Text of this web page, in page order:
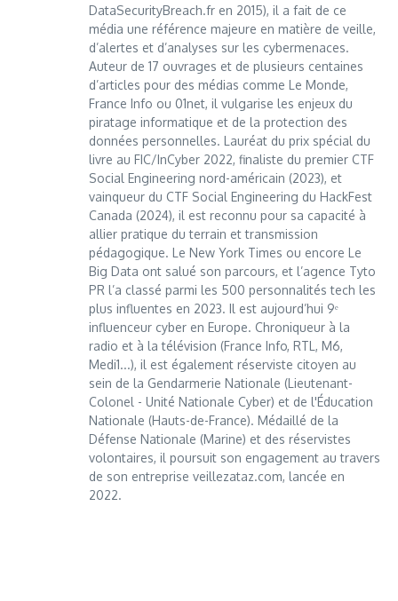
DataSecurityBreach.fr en 2015), il a fait de ce
média une référence majeure en matière de veille,
d’alertes et d’analyses sur les cybermenaces.
Auteur de 17 ouvrages et de plusieurs centaines
d’articles pour des médias comme Le Monde,
France Info ou 01net, il vulgarise les enjeux du
piratage informatique et de la protection des
données personnelles. Lauréat du prix spécial du
livre au FIC/InCyber 2022, finaliste du premier CTF
Social Engineering nord-américain (2023), et
vainqueur du CTF Social Engineering du HackFest
Canada (2024), il est reconnu pour sa capacité à
allier pratique du terrain et transmission
pédagogique. Le New York Times ou encore Le
Big Data ont salué son parcours, et l’agence Tyto
PR l’a classé parmi les 500 personnalités tech les
plus influentes en 2023. Il est aujourd’hui 9ᵉ
influenceur cyber en Europe. Chroniqueur à la
radio et à la télévision (France Info, RTL, M6,
Medi1...), il est également réserviste citoyen au
sein de la Gendarmerie Nationale (Lieutenant-
Colonel - Unité Nationale Cyber) et de l'Éducation
Nationale (Hauts-de-France). Médaillé de la
Défense Nationale (Marine) et des réservistes
volontaires, il poursuit son engagement au travers
de son entreprise veillezataz.com, lancée en
2022.